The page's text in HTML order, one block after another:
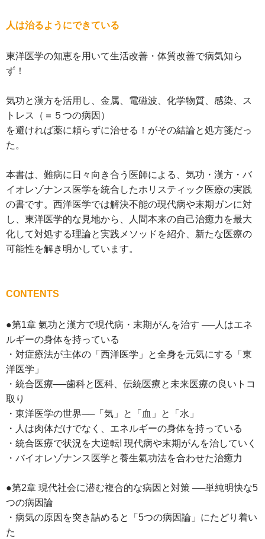
人は治るようにできている
東洋医学の知恵を用いて生活改善・体質改善で病気知ら
ず！
気功と漢方を活用し、金属、電磁波、化学物質、感染、ス
トレス（＝５つの病因）
を避ければ薬に頼らずに治せる！がその結論と処方箋だっ
た。
本書は、難病に日々向き合う医師による、気功・漢方・バ
イオレゾナンス医学を統合したホリスティック医療の実践
の書です。西洋医学では解決不能の現代病や末期ガンに対
し、東洋医学的な見地から、人間本来の自己治癒力を最大
化して対処する理論と実践メソッドを紹介、新たな医療の
可能性を解き明かしています。
CONTENTS
●第1章 氣功と漢方で現代病・末期がんを治す ──人はエネ
ルギーの身体を持っている
・対症療法が主体の「西洋医学」と全身を元気にする「東
洋医学」
・統合医療──歯科と医科、伝統医療と未来医療の良いトコ
取り
・東洋医学の世界──「気」と「血」と「水」
・人は肉体だけでなく、エネルギーの身体を持っている
・統合医療で状況を大逆転! 現代病や末期がんを治していく
・バイオレゾナンス医学と養生氣功法を合わせた治癒力
●第2章 現代社会に潜む複合的な病因と対策 ──単純明快な5
つの病因論
・病気の原因を突き詰めると「5つの病因論」にたどり着い
た